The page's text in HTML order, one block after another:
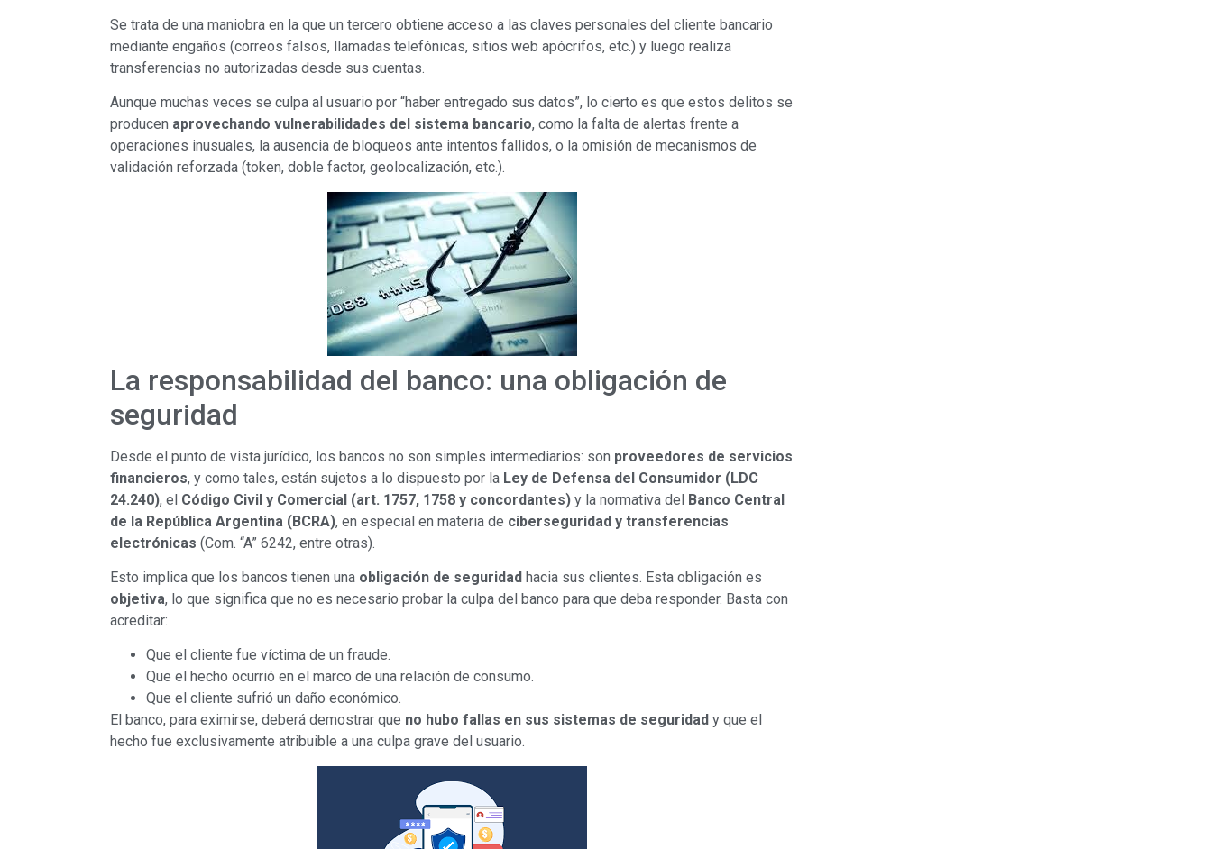
Se trata de una maniobra en la que un tercero obtiene acceso a las claves personales del cliente bancario
mediante engaños (correos falsos, llamadas telefónicas, sitios web apócrifos, etc.) y luego realiza
transferencias no autorizadas desde sus cuentas.
Aunque muchas veces se culpa al usuario por “haber entregado sus datos”, lo cierto es que estos delitos se
producen aprovechando vulnerabilidades del sistema bancario, como la falta de alertas frente a
operaciones inusuales, la ausencia de bloqueos ante intentos fallidos, o la omisión de mecanismos de
validación reforzada (token, doble factor, geolocalización, etc.).
La responsabilidad del banco: una obligación de
seguridad
Desde el punto de vista jurídico, los bancos no son simples intermediarios: son proveedores de servicios
financieros, y como tales, están sujetos a lo dispuesto por la Ley de Defensa del Consumidor (LDC
24.240), el Código Civil y Comercial (art. 1757, 1758 y concordantes) y la normativa del Banco Central
de la República Argentina (BCRA), en especial en materia de ciberseguridad y transferencias
electrónicas (Com. “A” 6242, entre otras).
Esto implica que los bancos tienen una obligación de seguridad hacia sus clientes. Esta obligación es
objetiva, lo que significa que no es necesario probar la culpa del banco para que deba responder. Basta con
acreditar:
Que el cliente fue víctima de un fraude.
Que el hecho ocurrió en el marco de una relación de consumo.
Que el cliente sufrió un daño económico.
El banco, para eximirse, deberá demostrar que no hubo fallas en sus sistemas de seguridad y que el
hecho fue exclusivamente atribuible a una culpa grave del usuario.